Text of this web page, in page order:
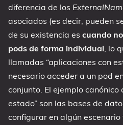
diferencia de los
asociados (es decir, pueden
de su existencia es cuando
pods de forma individual, lo
llamadas “aplicaciones con
necesario acceder a un pod
conjunto. El ejemplo canónico
estado” son las bases de
configurar en algún